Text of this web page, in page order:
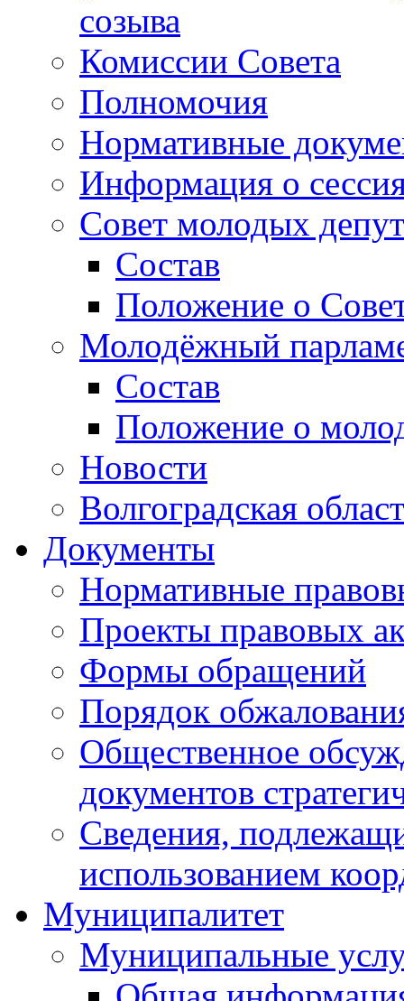
созыва
Комиссии Совета
Полномочия
Нормативные
Информация о
Совет молодых
Состав
Положение о
Молодёжный
Состав
Положение о
Новости
Волгоградская
Документы
Нормативные
Проекты правовых
Формы обращений
Порядок
Общественное
документов
Сведения,
использованием
Муниципалитет
Муниципальные